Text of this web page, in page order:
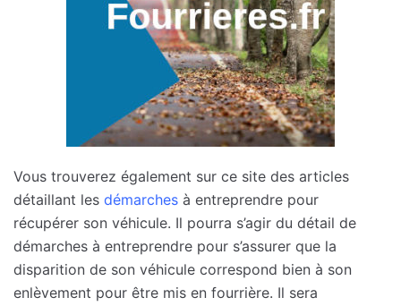
Vous trouverez également sur ce site des articles
détaillant les démarches à entreprendre pour
récupérer son véhicule. Il pourra s’agir du détail de
démarches à entreprendre pour s’assurer que la
disparition de son véhicule correspond bien à son
enlèvement pour être mis en fourrière. Il sera